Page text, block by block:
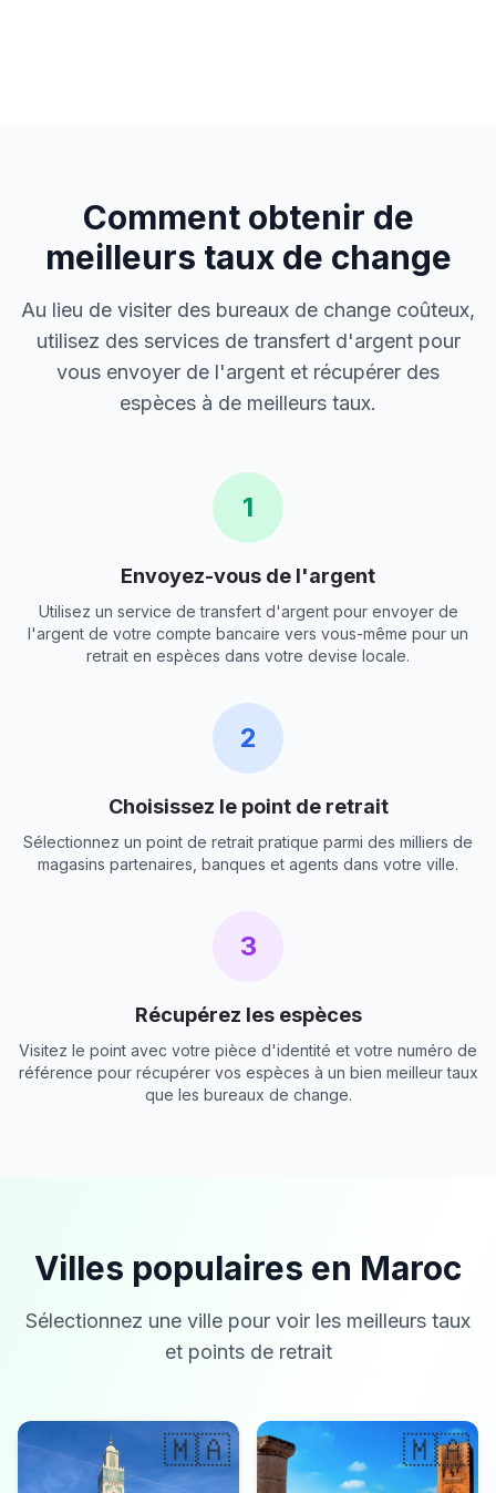
Comment obtenir de
meilleurs taux de change
Au lieu de visiter des bureaux de change coûteux,
utilisez des services de transfert d'argent pour
vous envoyer de l'argent et récupérer des
espèces à de meilleurs taux.
1
Envoyez-vous de l'argent
Utilisez un service de transfert d'argent pour envoyer de
l'argent de votre compte bancaire vers vous-même pour un
retrait en espèces dans votre devise locale.
2
Choisissez le point de retrait
Sélectionnez un point de retrait pratique parmi des milliers de
magasins partenaires, banques et agents dans votre ville.
3
Récupérez les espèces
Visitez le point avec votre pièce d'identité et votre numéro de
référence pour récupérer vos espèces à un bien meilleur taux
que les bureaux de change.
Villes populaires en Maroc
Sélectionnez une ville pour voir les meilleurs taux
et points de retrait
🇲🇦 🇲🇦